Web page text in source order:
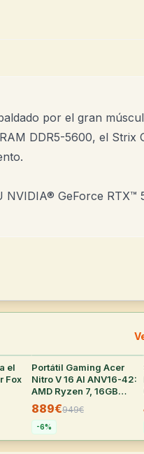
por el gran
DDR5-5600, el Strix
GeForce RTX™
27
el
Fox
24
Portátil Gaming Acer
Nitro V 16 AI ANV16-42:
AMD Ryzen 7, 16GB
RAM, 512GB SSD, RTX
5050
889€949€
-6%